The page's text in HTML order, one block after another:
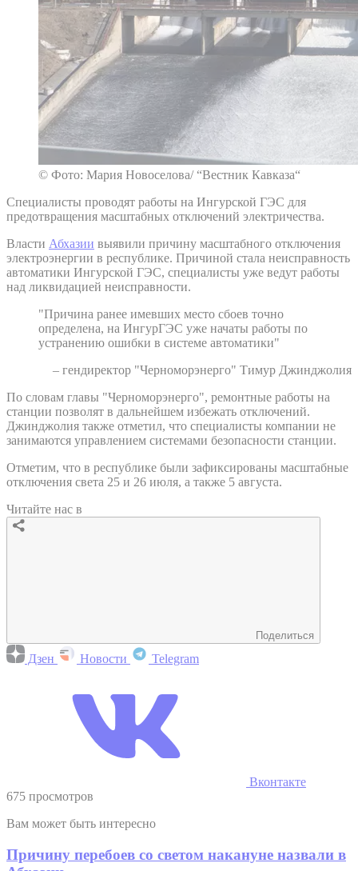
© Фото: Мария Новоселова/ “Вестник Кавказа“
Специалисты проводят работы на Ингурской ГЭС для
предотвращения масштабных отключений электричества.
Власти Абхазии выявили причину масштабного отключения
электроэнергии в республике. Причиной стала неисправность
автоматики Ингурской ГЭС, специалисты уже ведут работы
над ликвидацией неисправности.
"Причина ранее имевших место сбоев точно
определена, на ИнгурГЭС уже начаты работы по
устранению ошибки в системе автоматики"
– гендиректор "Черноморэнерго" Тимур Джинджолия
По словам главы "Черноморэнерго", ремонтные работы на
станции позволят в дальнейшем избежать отключений.
Джинджолия также отметил, что специалисты компании не
занимаются управлением системами безопасности станции.
Отметим, что в республике были зафиксированы масштабные
отключения света 25 и 26 июля, а также 5 августа.
Читайте нас в
Поделиться
Дзен Новости Telegram
Вконтакте
675 просмотров
Вам может быть интересно
Причину перебоев со светом накануне назвали в